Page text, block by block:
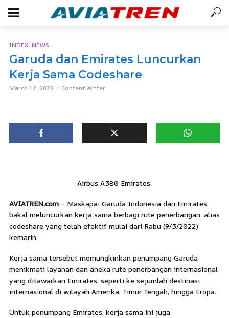
INDEX, NEWS
Garuda dan Emirates Luncurkan
Kerja Sama Codeshare
March 12, 2022 Content Writer
Airbus A380 Emirates.
AVIATREN.com – Maskapai Garuda Indonesia dan Emirates
bakal meluncurkan kerja sama berbagi rute penerbangan, alias
codeshare yang telah efektif mulai dari Rabu (9/3/2022)
kemarin.
Kerja sama tersebut memungkinkan penumpang Garuda
menikmati layanan dan aneka rute penerbangan internasional
yang ditawarkan Emirates, seperti ke sejumlah destinasi
internasional di wilayah Amerika, Timur Tengah, hingga Eropa.
Untuk penumpang Emirates, kerja sama ini juga